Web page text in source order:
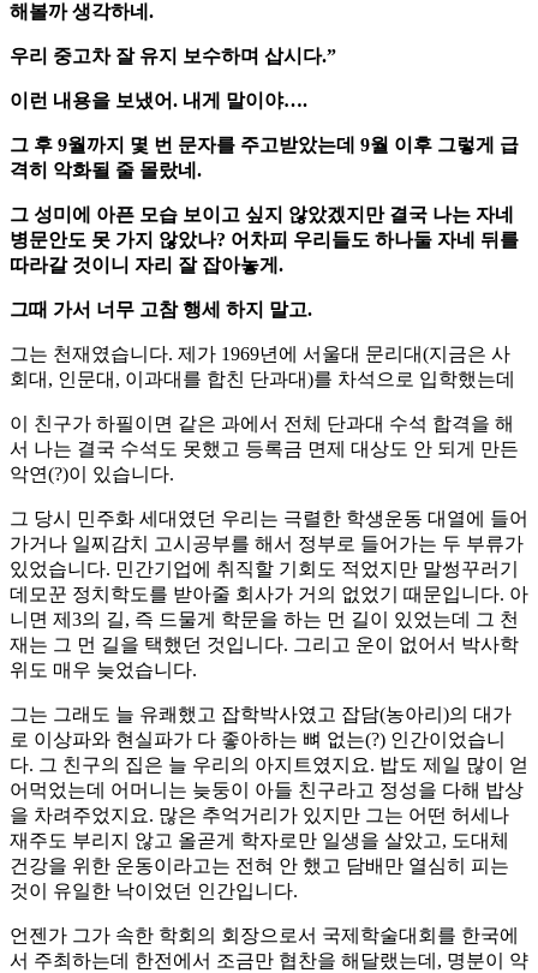
해볼까 생각하네.
우리 중고차 잘 유지 보수하며 삽시다.”
이런 내용을 보냈어. 내게 말이야….
그 후 9월까지 몇 번 문자를 주고받았는데 9월 이후 그렇게 급
격히 악화될 줄 몰랐네.
그 성미에 아픈 모습 보이고 싶지 않았겠지만 결국 나는 자네
병문안도 못 가지 않았나? 어차피 우리들도 하나둘 자네 뒤를
따라갈 것이니 자리 잘 잡아놓게.
그때 가서 너무 고참 행세 하지 말고.
그는 천재였습니다. 제가 1969년에 서울대 문리대(지금은 사
회대, 인문대, 이과대를 합친 단과대)를 차석으로 입학했는데
이 친구가 하필이면 같은 과에서 전체 단과대 수석 합격을 해
서 나는 결국 수석도 못했고 등록금 면제 대상도 안 되게 만든
악연(?)이 있습니다.
그 당시 민주화 세대였던 우리는 극렬한 학생운동 대열에 들어
가거나 일찌감치 고시공부를 해서 정부로 들어가는 두 부류가
있었습니다. 민간기업에 취직할 기회도 적었지만 말썽꾸러기
데모꾼 정치학도를 받아줄 회사가 거의 없었기 때문입니다. 아
니면 제3의 길, 즉 드물게 학문을 하는 먼 길이 있었는데 그 천
재는 그 먼 길을 택했던 것입니다. 그리고 운이 없어서 박사학
위도 매우 늦었습니다.
그는 그래도 늘 유쾌했고 잡학박사였고 잡담(농아리)의 대가
로 이상파와 현실파가 다 좋아하는 뼈 없는(?) 인간이었습니
다. 그 친구의 집은 늘 우리의 아지트였지요. 밥도 제일 많이 얻
어먹었는데 어머니는 늦둥이 아들 친구라고 정성을 다해 밥상
을 차려주었지요. 많은 추억거리가 있지만 그는 어떤 허세나
재주도 부리지 않고 올곧게 학자로만 일생을 살았고, 도대체
건강을 위한 운동이라고는 전혀 안 했고 담배만 열심히 피는
것이 유일한 낙이었던 인간입니다.
언젠가 그가 속한 학회의 회장으로서 국제학술대회를 한국에
서 주최하는데 한전에서 조금만 협찬을 해달랬는데, 명분이 약